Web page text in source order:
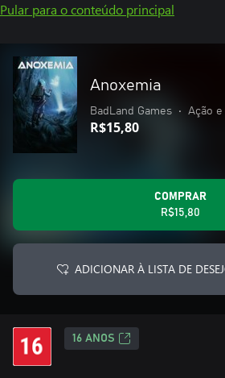
Pular para o conteúdo principal
Anoxemia
BadLand Games • Ação
R$15,80
COMPRAR
R$15,80
ADICIONAR À LISTA DE
16 ANOS